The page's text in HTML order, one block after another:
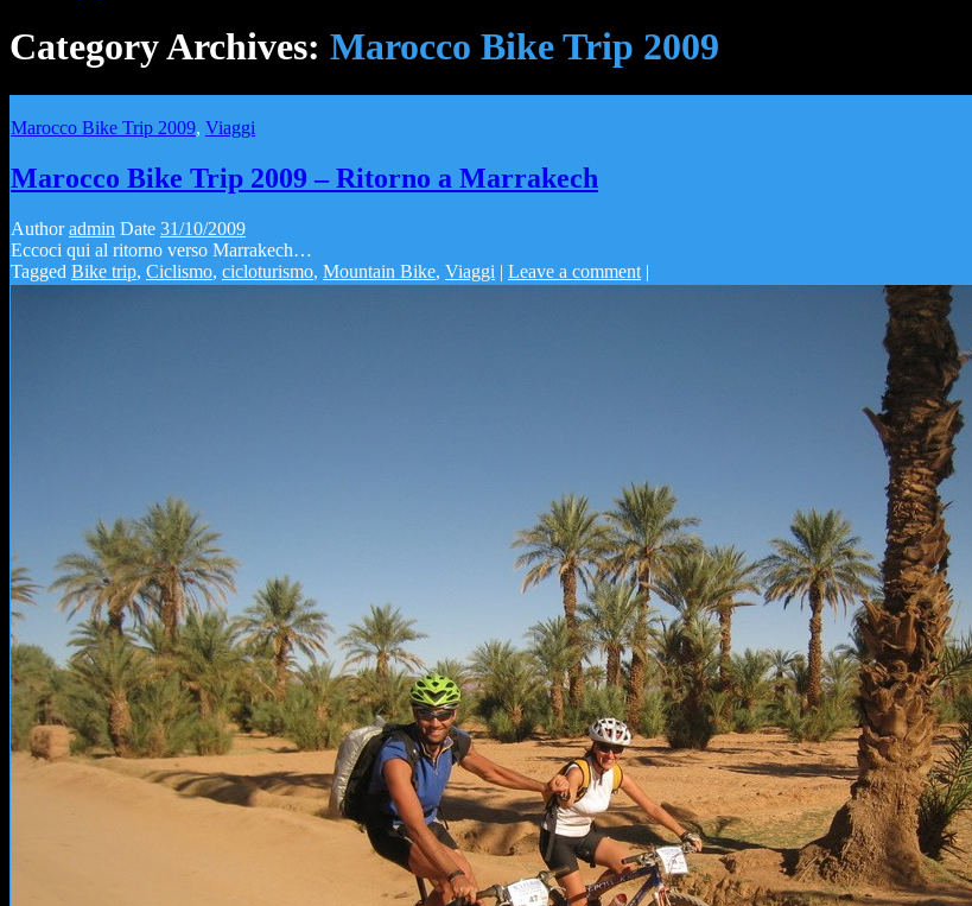
Category Archives: Marocco Bike Trip 2009
Marocco Bike Trip 2009, Viaggi
Marocco Bike Trip 2009 – Ritorno a Marrakech
Authoradmin Date 31/10/2009
Eccoci qui al ritorno verso Marrakech…
Tagged Bike trip, Ciclismo, cicloturismo, Mountain Bike, Viaggi | Leave a comment |